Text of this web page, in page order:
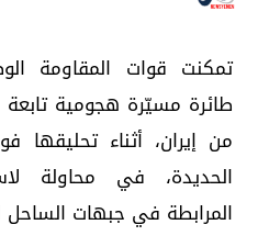
تمكنت قوات المقاومة
طائرة مسيّرة هجومية تابعة
من إيران، أثناء
الحديدة، في محاولة
المرابطة في جبهات الساحل